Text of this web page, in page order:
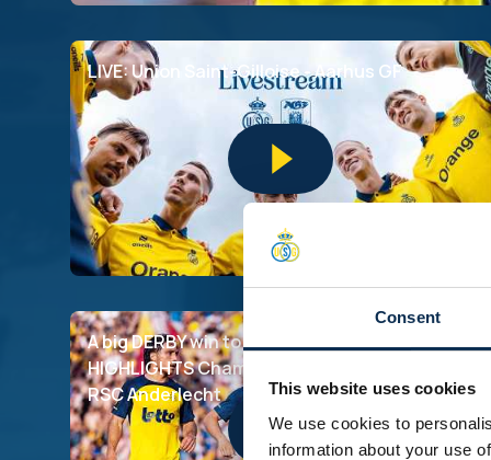
Consent
This website uses cookies
We use cookies to
information about your use
LIVE: Union Saint-Gilloise - Aarhus GF
A big DERBY win to end the season 🔥 |
HIGHLIGHTS Champions' Play-Offs: Union -
RSC Anderlecht